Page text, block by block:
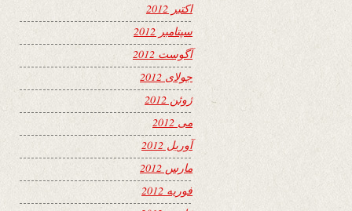
اکتبر 2012
سپتامبر 2012
آگوست 2012
جولای 2012
ژوئن 2012
می 2012
آوریل 2012
مارس 2012
فوریه 2012